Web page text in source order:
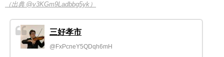
（出典 @v3KGm9Ladbbg5yk）
三好孝市
@FxPcneY5QDqh6mH